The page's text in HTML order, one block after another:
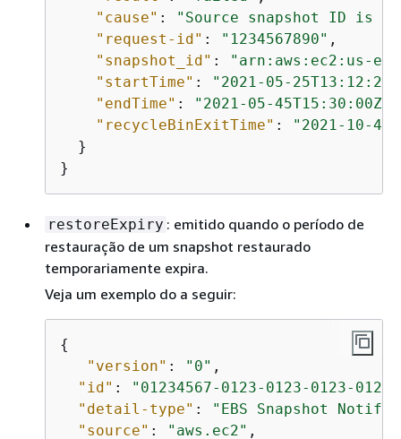
"cause" :
"Source snapshot ID is
"request-id" : "1234567890" ,
"snapshot_id" :
"arn:aws:ec2:us-
"startTime" :
"2021-05-
"endTime" : "2021-05-45T15:30:00Z"
"recycleBinExitTime" :
"2021-10-
  }
}
restoreExpiry : emitido quando o período de
restauração de um snapshot restaurado
temporariamente expira.
Veja um exemplo do a seguir:
{
"version" : "0" ,
"id" :
"01234567-0123-0123-0123-
"detail-type" :
"EBS Snapshot
"source" : "aws.ec2" ,